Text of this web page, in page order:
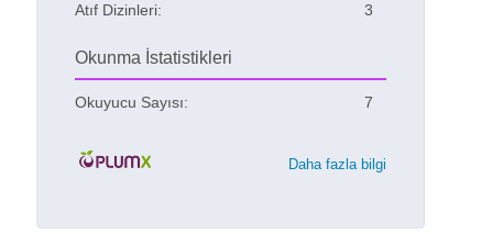
Atıf Dizinleri: 3
Okunma İstatistikleri
Okuyucu Sayısı: 7
Daha fazla bilgi